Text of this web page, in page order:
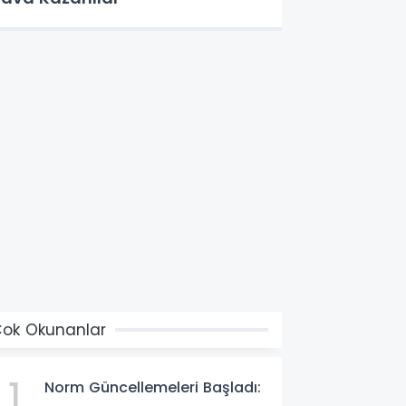
Okunanlar
Norm Güncellemeleri Başladı: